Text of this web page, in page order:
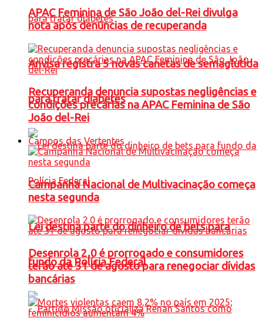
Anvisa registra 5 novas canetas de semaglutida
para tratar diabetes
Lei destina parte do dinheiro de bets para
fundo da Polícia Federal
APAC Feminina de São João del-Rei divulga
nota após denúncias de recuperanda
Recuperanda denuncia supostas negligências e
condições precárias na APAC Feminina de São
João del-Rei
Campos das Vertentes
Campanha Nacional de Multivacinação começa
nesta segunda
Desenrola 2.0 é prorrogado e consumidores
terão até 31 de agosto para renegociar dívidas
bancárias